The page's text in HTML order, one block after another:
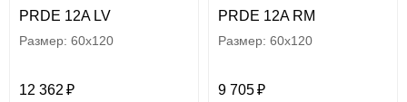
PRDE 12A LV
60x120
12 362
PRDE 12A RM
60x120
9 705